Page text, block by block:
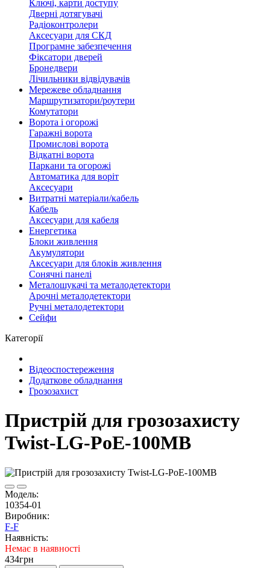
Ключі, карти доступу
Дверні дотягувачі
Радіоконтролери
Аксесуари для СКД
Програмне забезпечення
Фіксатори дверей
Бронедвери
Лічильники відвідувачів
Мережеве обладнання
Маршрутизатори/роутери
Комутатори
Ворота і огорожі
Гаражні ворота
Промислові ворота
Відкатні ворота
Паркани та огорожі
Автоматика для воріт
Аксесуари
Витратні матеріали/кабель
Кабель
Аксесуари для кабеля
Енергетика
Блоки живлення
Акумулятори
Аксесуари для блоків живлення
Сонячні панелі
Металошукачі та металодетектори
Арочні металодетектори
Ручні металодетектори
Сейфи
Категорії
Відеоспостереження
Додаткове обладнання
Грозозахист
Пристрій для грозозахисту
Twist-LG-PoE-100MB
Модель:
10354-01
Виробник:
F-F
Наявність:
Немає в наявності
434грн